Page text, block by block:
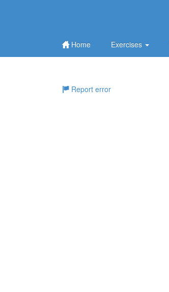
Home Exercises
Report error